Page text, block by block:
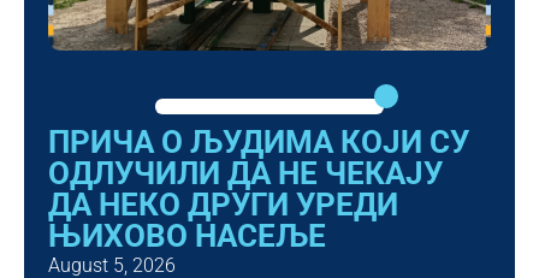
ПРИЧА О ЉУДИМА КОЈИ СУ
ОДЛУЧИЛИ ДА НЕ ЧЕКАЈУ
ДА НЕКО ДРУГИ УРЕДИ
ЊИХОВО НАСЕЉЕ
August 5, 2026